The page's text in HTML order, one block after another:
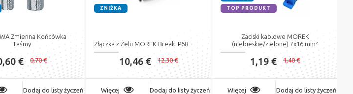
Zmienna Końcówka
Taśmy
€ 0,70 €
Dodaj do listy życzeń
ZNIŻKA
Złączka z Żelu MOREK Break IP68
10,46 € 12,30 €
Więcej Dodaj do listy życzeń
TOP PRODUKT
Zaciski kablowe MOREK
(niebieskie/zielone) 7x16 mm²
1,19 € 1,40 €
Więcej Dodaj do listy życzeń